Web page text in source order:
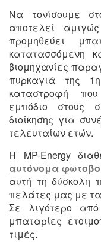
Να τονίσουμε
αποτελεί
προμηθεύει
κατατασσόμενη
βιομηχανίες
πυρκαγιά της
καταστροφή
εμπόδιο στους
διοίκησης για
τελευταίων ετών.
Η MP-Energy
αυτόνομα
αυτή τη δύσκολη
πελάτες μας με τα
Σε λιγότερο
μπαταρίες
τιμές.